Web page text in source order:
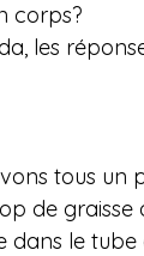
corps?
les
tous un
de graisse
dans le